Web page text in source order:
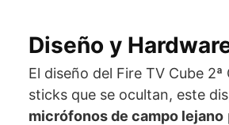
Diseño y
El diseño del Fire TV Cube
sticks que se ocultan, este
micrófonos de campo lejano